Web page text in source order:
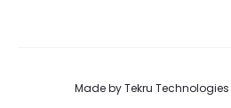
Made byTekru Technologies